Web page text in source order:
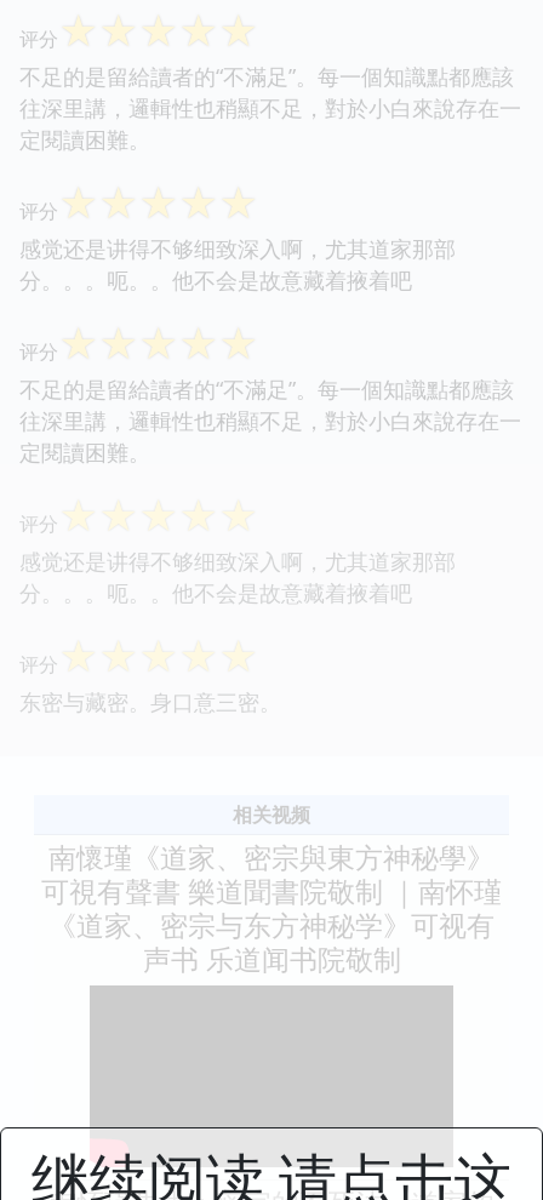
评分 ☆☆☆☆☆
不足的是留給讀者的“不滿足”。每一個知識點都應該
往深里講，邏輯性也稍顯不足，對於小白來說存在一
定閱讀困難。
评分 ☆☆☆☆☆
感觉还是讲得不够细致深入啊，尤其道家那部
分。。。呃。。他不会是故意藏着掖着吧
评分 ☆☆☆☆☆
不足的是留給讀者的“不滿足”。每一個知識點都應該
往深里講，邏輯性也稍顯不足，對於小白來說存在一
定閱讀困難。
评分 ☆☆☆☆☆
感觉还是讲得不够细致深入啊，尤其道家那部
分。。。呃。。他不会是故意藏着掖着吧
评分 ☆☆☆☆☆
东密与藏密。身口意三密。
相关视频
南懷瑾《道家、密宗與東方神秘學》
可視有聲書 樂道聞書院敬制 ｜南怀瑾
《道家、密宗与东方神秘学》可视有
声书 乐道闻书院敬制
继续阅读 请点击这